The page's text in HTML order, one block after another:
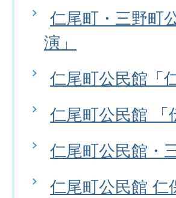
仁尾町・三野町
演」
仁尾町公民館「
仁尾町公民館
仁尾町公民館・
仁尾町公民館 仁